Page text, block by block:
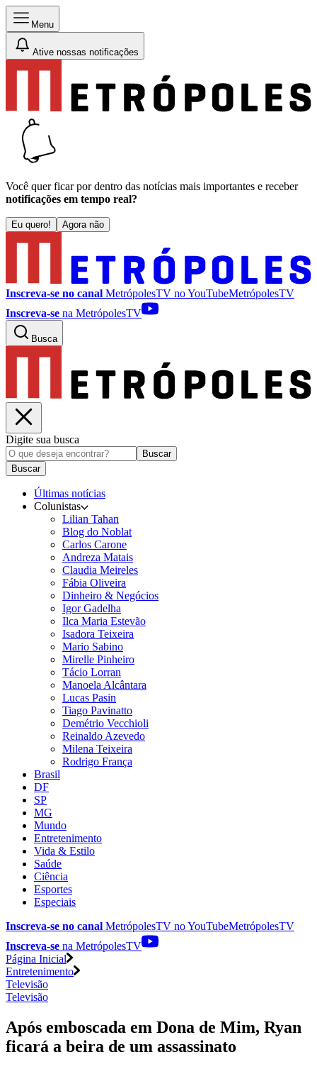
Menu
Ative nossas notificações
Você quer ficar por dentro das notícias mais importantes e receber
notificações em tempo real?
Eu quero! Agora não
Inscreva-se no canal MetrópolesTV noYouTubeMetrópolesTV
Inscreva-se na MetrópolesTV
Busca
Digite sua busca
Buscar
Buscar
Últimas notícias
Colunistas
Lilian Tahan
Blog do Noblat
Carlos Carone
Andreza Matais
Claudia Meireles
Fábia Oliveira
Dinheiro & Negócios
Igor Gadelha
Ilca Maria Estevão
Isadora Teixeira
Mario Sabino
Mirelle Pinheiro
Tácio Lorran
Manoela Alcântara
Lucas Pasin
Tiago Pavinatto
Demétrio Vecchioli
Reinaldo Azevedo
Milena Teixeira
Rodrigo França
Brasil
DF
SP
MG
Mundo
Entretenimento
Vida & Estilo
Saúde
Ciência
Esportes
Especiais
Inscreva-se no canal MetrópolesTV noYouTubeMetrópolesTV
Inscreva-se na MetrópolesTV
Página Inicial
Entretenimento
Televisão
Televisão
Após emboscada em Dona de Mim, Ryan
ficará a beira de um assassinato